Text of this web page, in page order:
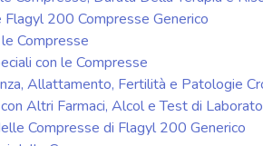
200 Compresse Generico
Compresse
con le Compresse
Allattamento, Fertilità e Patologie
Altri Farmaci, Alcol e Test di
Compresse di Flagyl 200 Generico